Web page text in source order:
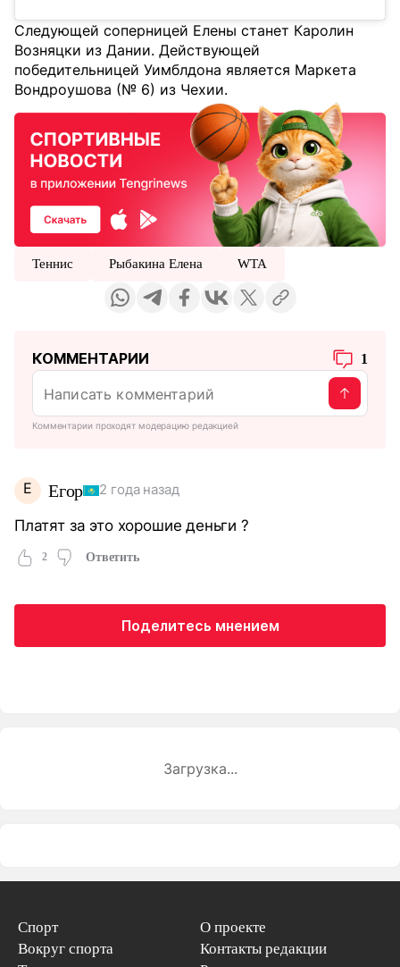
Следующей соперницей Елены станет Каролин
Возняцки из Дании. Действующей
победительницей Уимблдона является Маркета
Вондроушова (№ 6) из Чехии.
Теннис Рыбакина Елена WTA
КОММЕНТАРИИ 1
Комментарии проходят модерацию редакцией
Е Егор 2 года назад
Платят за это хорошие деньги ?
2 Ответить
Поделитесь мнением
Загрузка...
Спорт
Вокруг спорта
О проекте
Контакты редакции